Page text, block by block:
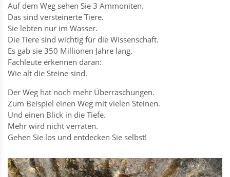
Auf dem Weg sehen Sie 3 Ammoniten.
Das sind versteinerte Tiere.
Sie lebten nur im Wasser.
Die Tiere sind wichtig für die Wissenschaft.
Es gab sie 350 Millionen Jahre lang.
Fachleute erkennen daran:
Wie alt die Steine sind.
Der Weg hat noch mehr Überraschungen.
Zum Beispiel einen Weg mit vielen Steinen.
Und einen Blick in die Tiefe.
Mehr wird nicht verraten.
Gehen Sie los und entdecken Sie selbst!